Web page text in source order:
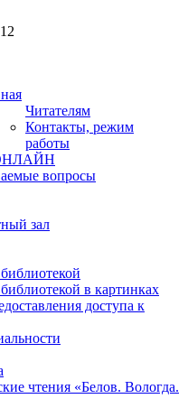
Читателям
Контакты, режим
работы
ОНЛАЙН
вопросы
зал
в картинках
доступа к
чтения «Белов. Вологда.